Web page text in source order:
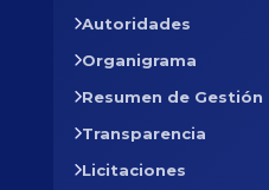
Autoridades
Organigrama
Resumen de Gestión
Transparencia
Licitaciones